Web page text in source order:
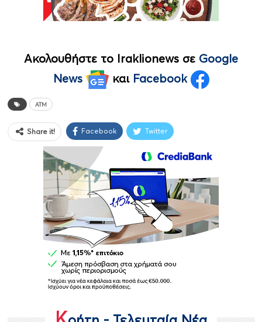
Ακολουθήστε το Iraklionews σε Google
News
και Facebook
ATM
Share it! Facebook Twitter